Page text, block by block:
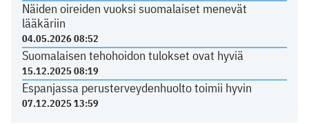
Näiden oireiden vuoksi suomalaiset menevät
lääkäriin
04.05.2026 08:52
Suomalaisen tehohoidon tulokset ovat hyviä
15.12.2025 08:19
Espanjassa perusterveydenhuolto toimii hyvin
07.12.2025 13:59